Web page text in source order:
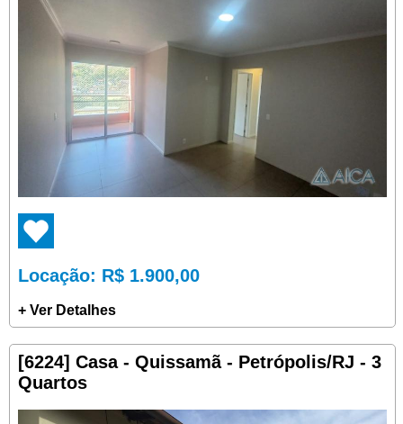
Locação: R$ 1.900,00
+ Ver Detalhes
[6224] Casa - Quissamã - Petrópolis/RJ - 3
Quartos